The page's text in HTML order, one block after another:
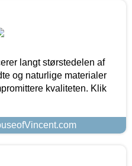
langt størstedelen af
og naturlige materialer
kvaliteten. Klik